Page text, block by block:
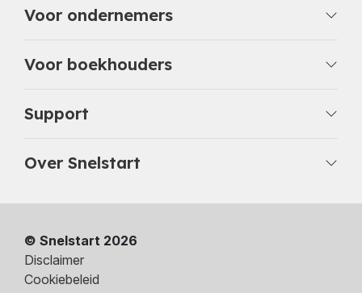
Voor ondernemers
Voor boekhouders
Support
Over Snelstart
© Snelstart 2026
Disclaimer
Cookiebeleid